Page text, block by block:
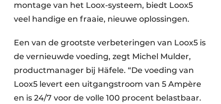
montage van het Loox-systeem, biedt Loox5
veel handige en fraaie, nieuwe oplossingen.
Een van de grootste verbeteringen van Loox5 is
de vernieuwde voeding, zegt Michel Mulder,
productmanager bij Häfele. “De voeding van
Loox5 levert een uitgangstroom van 5 Ampère
en is 24/7 voor de volle 100 procent belastbaar.